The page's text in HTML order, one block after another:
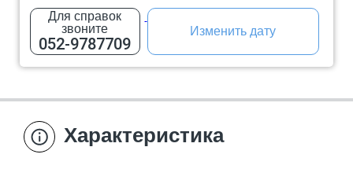
Для справок
звоните
052-9787709
Изменить дату
Характеристика